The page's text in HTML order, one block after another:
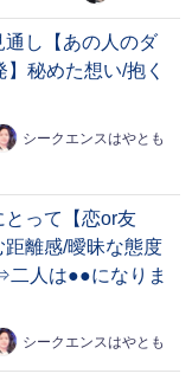
し【あの人のダ
秘めた想い/抱く
シークエンスはやとも
とって【恋or友
離感/曖昧な態度
人は●●になりま
シークエンスはやとも